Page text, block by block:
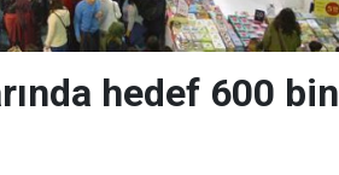
hedef 600 bin